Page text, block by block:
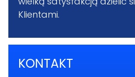
Klientami.
KONTAKT